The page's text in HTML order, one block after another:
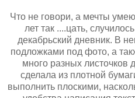
Что не говори, а мечты
лет так ....цать,
декабрьский дневник. В
подложками под фото, а
много разных листочков
сделала из плотной
выполнить плоскими,